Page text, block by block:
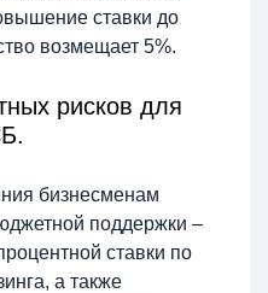
ставки до
возмещает 5%.
рисков для
бизнесменам
поддержки –
ставки по
а также